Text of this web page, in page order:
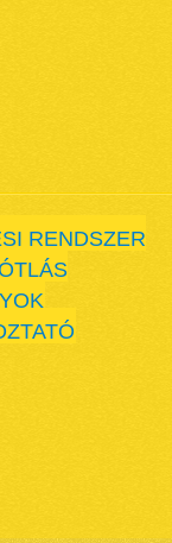
RENDSZER